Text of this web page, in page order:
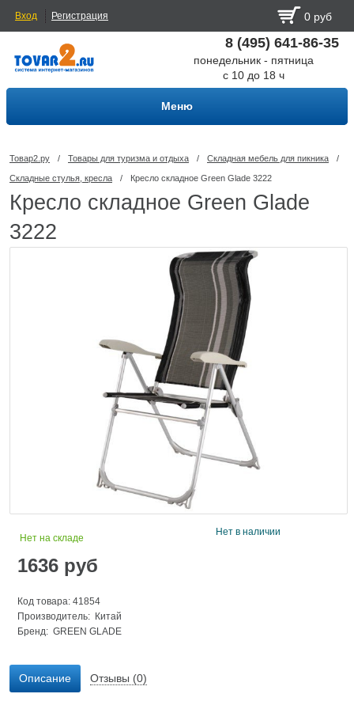
Вход Регистрация 0 руб
8 (495) 641-86-35
понедельник - пятница
с 10 до 18 ч
Меню
Товар2.ру / Товары для туризма и отдыха / Складная мебель для пикника /
Складные стулья, кресла / Кресло складное Green Glade 3222
Кресло складное Green Glade
3222
Нет на складе
1636 руб
Код товара: 41854
Производитель: Китай
Бренд: GREEN GLADE
Нет в наличии
Описание Отзывы (0)